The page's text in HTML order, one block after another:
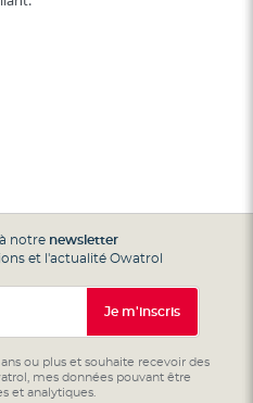
notre newsletter
et l'actualité Owatrol
Je m'inscris
ou plus et souhaite recevoir des
mes données pouvant être
et analytiques.